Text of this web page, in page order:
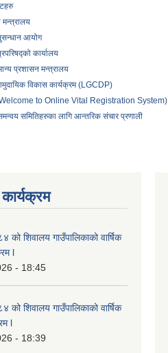
आयोग
कार्यालय
प्रशासन मन्त्रालय
विकास कार्यक्रम (LGCDP)
(Welcome to Online Vital Registration System)
समितिहरुका लागि आन्तरिक संचार प्रणाली
शिवालय गाउँपालिकाको वार्षिक
l
- 18:45
शिवालय गाउँपालिकाको वार्षिक
l
- 18:39